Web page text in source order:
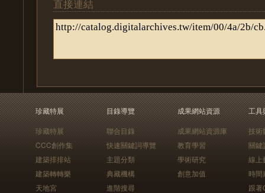
直接連結
珍藏特展
珍藏特展
CCC創作集
建築排排站
建築轉轉樂
天地宮
目錄導覽
聯合目錄
快速關鍵詞導覽
主題分類
典藏機構
進階搜尋
成果網站資源
成果網站資源庫
教育學習
學術研究
創意加值
工具
技術
關鍵
線上
時間
跟